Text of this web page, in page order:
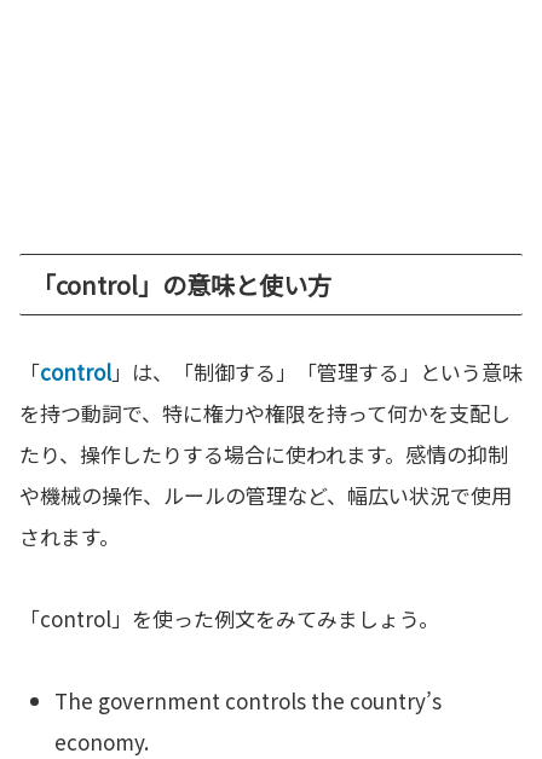
「control」の意味と使い方
「control」は、「制御する」「管理する」という意味
を持つ動詞で、特に権力や権限を持って何かを支配し
たり、操作したりする場合に使われます。感情の抑制
や機械の操作、ルールの管理など、幅広い状況で使用
されます。
「control」を使った例文をみてみましょう。
The government controls the country’s
economy.